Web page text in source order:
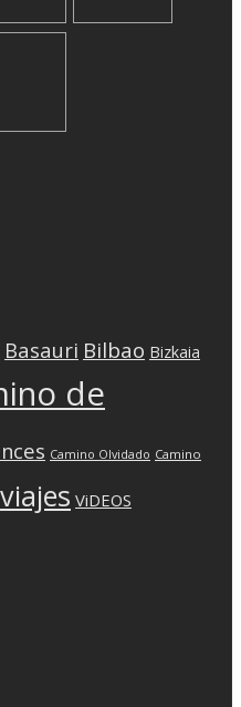
Basauri Bilbao Bizkaia
de
Camino Olvidado Camino
viajes ViDEOS